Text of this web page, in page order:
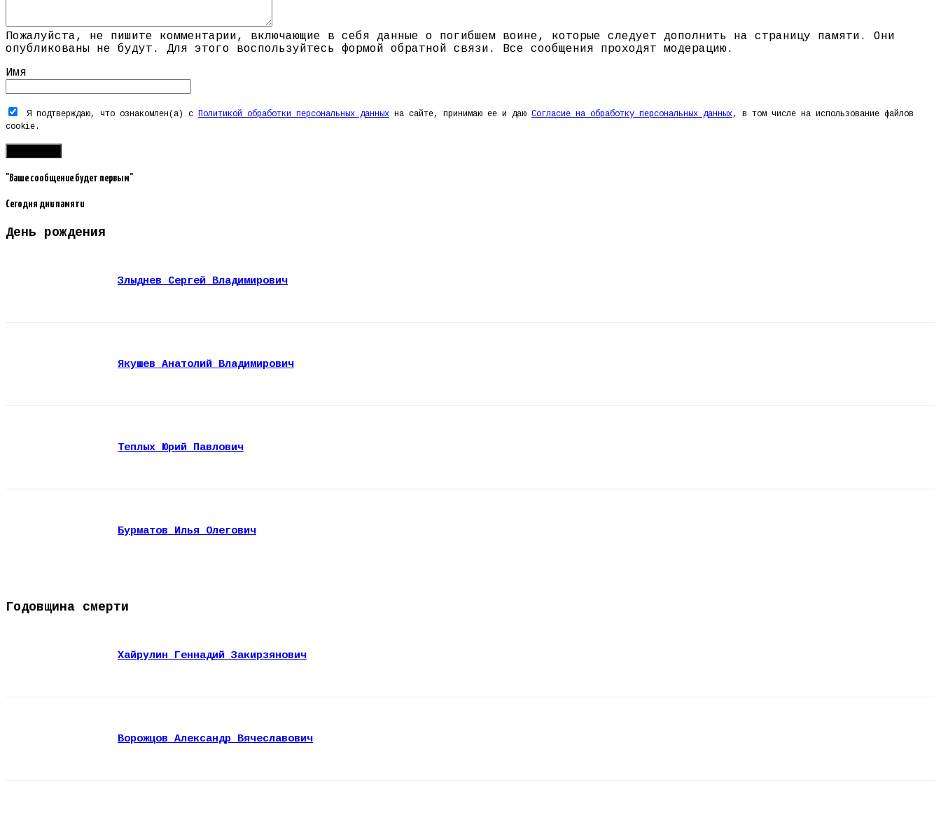
Пожалуйста, не пишите комментарии, включающие в себя данные о погибшем воине, которые следует дополнить на страницу памяти. Они
опубликованы не будут. Для этого воспользуйтесь формой обратной связи. Все сообщения проходят модерацию.
Имя
Я подтверждаю, что ознакомлен(а) с Политикой обработки персональных данных на сайте, принимаю ее и даю Согласие на обработку персональных данных, в том числе на использование файлов
cookie.
"Ваше сообщение будет первым"
Сегодня дни памяти
День рождения
Злыднев Сергей Владимирович
Якушев Анатолий Владимирович
Теплых Юрий Павлович
Бурматов Илья Олегович
Годовщина смерти
Хайрулин Геннадий Закирзянович
Ворожцов Александр Вячеславович